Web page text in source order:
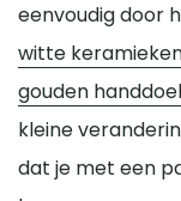
eenvoudig door
witte
gouden
kleine
dat je met een